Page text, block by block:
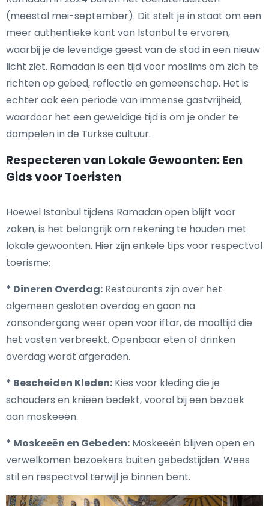
(meestal mei-september). Dit stelt je in staat om een
meer authentieke kant van Istanbul te ervaren,
waarbij je de levendige geest van de stad in een nieuw
licht ziet. Ramadan is een tijd voor moslims om zich te
richten op gebed, reflectie en gemeenschap. Het is
echter ook een periode van immense gastvrijheid,
waardoor het een geweldige tijd is om je onder te
dompelen in de Turkse cultuur.
Respecteren van Lokale Gewoonten: Een
Gids voor Toeristen
Hoewel Istanbul tijdens Ramadan open blijft voor
zaken, is het belangrijk om rekening te houden met
lokale gewoonten. Hier zijn enkele tips voor respectvol
toerisme:
* Dineren Overdag: Restaurants zijn over het
algemeen gesloten overdag en gaan na
zonsondergang weer open voor iftar, de maaltijd die
het vasten verbreekt. Openbaar eten of drinken
overdag wordt afgeraden.
* Bescheiden Kleden: Kies voor kleding die je
schouders en knieën bedekt, vooral bij een bezoek
aan moskeeën.
* Moskeeën en Gebeden: Moskeeën blijven open en
verwelkomen bezoekers buiten gebedstijden. Wees
stil en respectvol terwijl je binnen bent.